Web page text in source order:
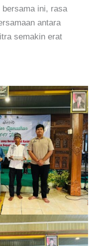
bersama ini, rasa
antara
semakin erat